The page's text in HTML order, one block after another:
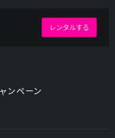
レンタルする